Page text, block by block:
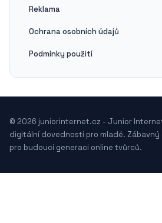
Reklama
Ochrana osobních údajů
Podmínky použití
© 2026 juniorinternet.cz - Junior
digitální dovednosti pro mladé. Zábavný
pro budoucí generaci online tvůrců.